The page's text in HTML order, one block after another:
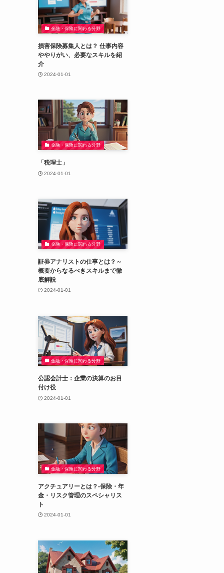
金融・保険に関わる分野
損害保険募集人とは？ 仕事内容
ややりがい、必要なスキルを紹
介
2024-01-01
金融・保険に関わる分野
「税理士」
2024-01-01
金融・保険に関わる分野
証券アナリストの仕事とは？～
概要からなるべきスキルまで徹
底解説
2024-01-01
金融・保険に関わる分野
公認会計士：企業の決算のお目
付け役
2024-01-01
金融・保険に関わる分野
アクチュアリーとは？-保険・年
金・リスク管理のスペシャリス
ト
2024-01-01